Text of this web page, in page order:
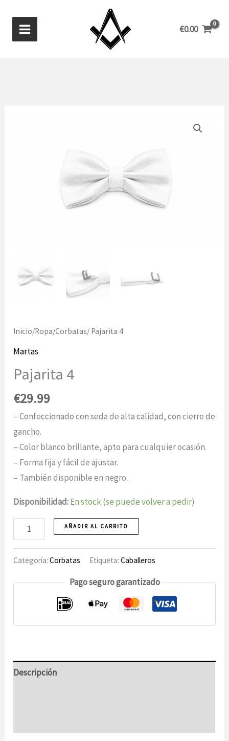
contenido
€0.00
Inicio/Ropa/Corbatas/ Pajarita 4
Martas
Pajarita 4
€29.99
– Confeccionado con seda de alta calidad, con cierre de
gancho.
– Color blanco brillante, apto para cualquier ocasión.
– Forma fija y fácil de ajustar.
– También disponible en negro.
Disponibilidad:En stock (se puede volver a pedir)
Pajarita
4
unidades
AÑADIR AL CARRITO
Categoría:Corbatas Etiqueta:Caballeros
Pago seguro garantizado
Descripción